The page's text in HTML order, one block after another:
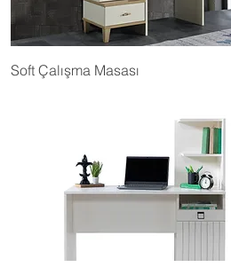
Soft Çalışma Masası